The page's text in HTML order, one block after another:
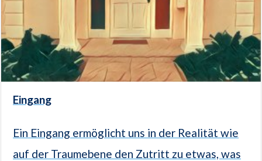
Eingang
Ein Eingang ermöglicht uns in der Realität wie
auf der Traumebene den Zutritt zu etwas, was